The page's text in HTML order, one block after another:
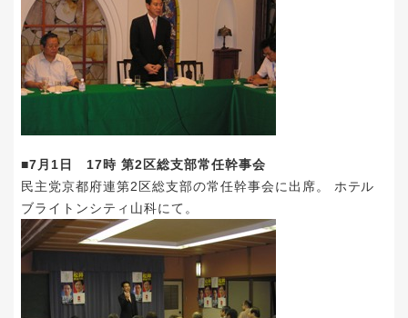
■7月1日 17時 第2区総支部常任幹事会
民主党京都府連第2区総支部の常任幹事会に出席。 ホテル
ブライトンシティ山科にて。